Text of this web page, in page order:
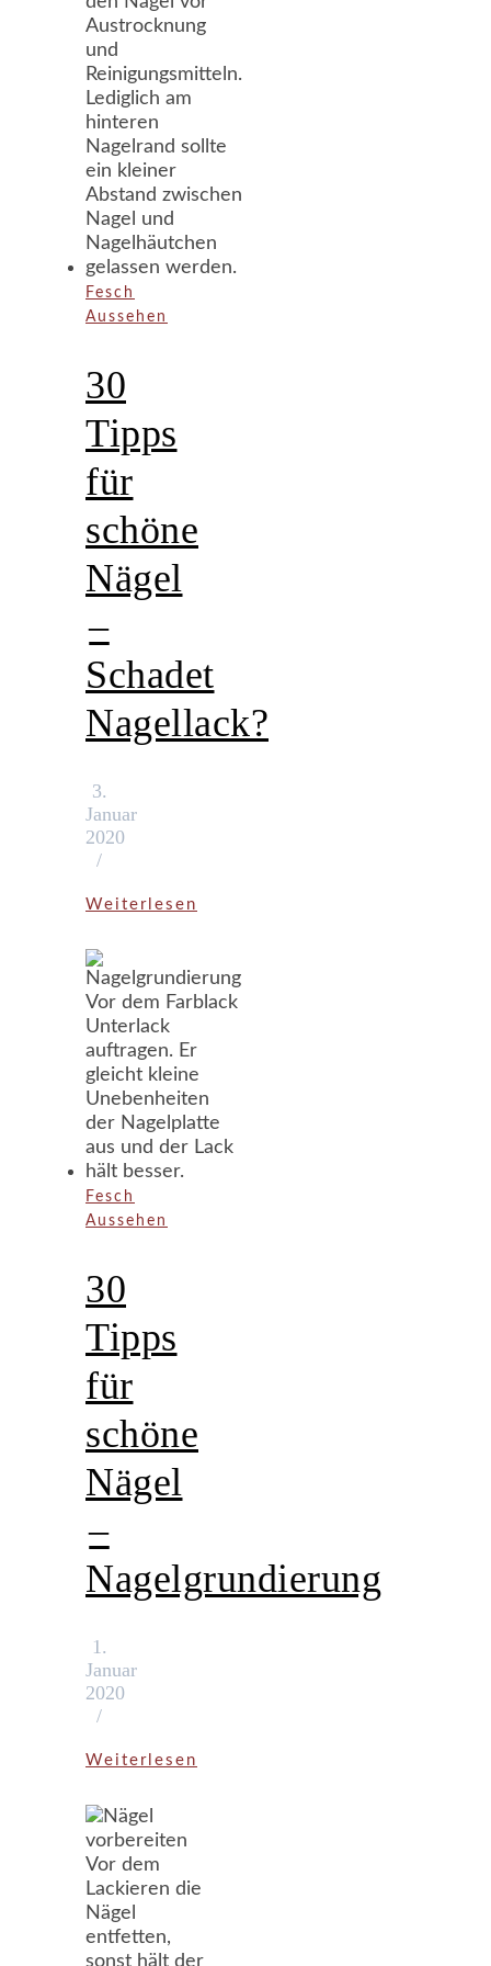
Fesch
Aussehen
30
Tipps
für
schöne
Nägel
–
Schadet
Nagellack?
3.
Januar
2020
/
Weiterlesen
Fesch
Aussehen
30
Tipps
für
schöne
Nägel
–
Nagelgrundierung
1.
Januar
2020
/
Weiterlesen